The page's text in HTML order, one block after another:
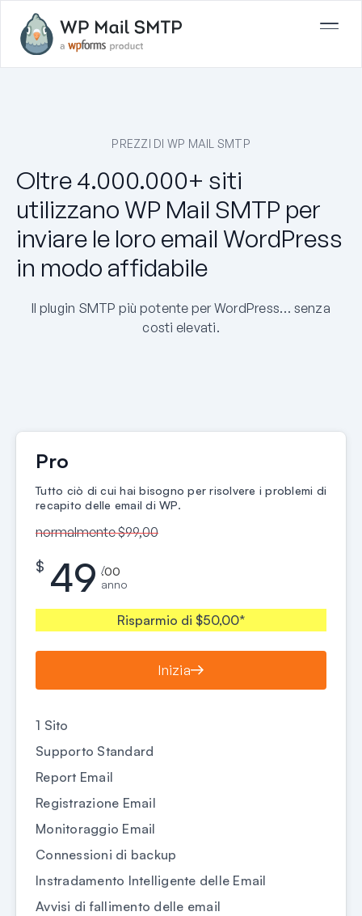
PREZZI DI WP MAIL SMTP
Oltre 4.000.000+ siti
utilizzano WP Mail SMTP per
inviare le loro email WordPress
in modo affidabile
Il plugin SMTP più potente per WordPress… senza
costi elevati.
Pro
Tutto ciò di cui hai bisogno per risolvere i problemi di
recapito delle email di WP.
normalmente $99,00
$ 49 .00
/
anno
Risparmio di $50,00*
Inizia
1 Sito
Supporto Standard
Report Email
Registrazione Email
Monitoraggio Email
Connessioni di backup
Instradamento Intelligente delle Email
Avvisi di fallimento delle email